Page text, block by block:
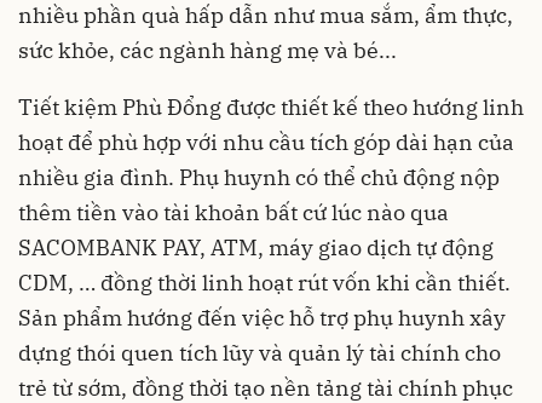
nhiều phần quà hấp dẫn như mua sắm, ẩm thực,
sức khỏe, các ngành hàng mẹ và bé...
Tiết kiệm Phù Đổng được thiết kế theo hướng linh
hoạt để phù hợp với nhu cầu tích góp dài hạn của
nhiều gia đình. Phụ huynh có thể chủ động nộp
thêm tiền vào tài khoản bất cứ lúc nào qua
SACOMBANK PAY, ATM, máy giao dịch tự động
CDM, … đồng thời linh hoạt rút vốn khi cần thiết.
Sản phẩm hướng đến việc hỗ trợ phụ huynh xây
dựng thói quen tích lũy và quản lý tài chính cho
trẻ từ sớm, đồng thời tạo nền tảng tài chính phục